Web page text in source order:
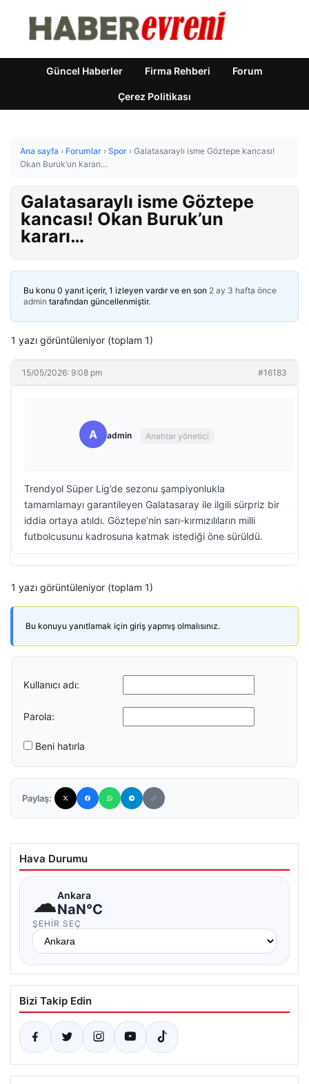
Güncel Haberler Firma Rehberi Forum
Çerez Politikası
Ana sayfa › Forumlar › Spor › Galatasaraylı isme Göztepe kancası!
Okan Buruk’un kararı…
Galatasaraylı isme Göztepe
kancası! Okan Buruk’un
kararı…
Bu konu 0 yanıt içerir, 1 izleyen vardır ve en son 2 ay 3 hafta önce
admin tarafından güncellenmiştir.
1 yazı görüntüleniyor (toplam 1)
15/05/2026: 9:08 pm #16183
A admin Anahtar yönetici
Trendyol Süper Lig’de sezonu şampiyonlukla
tamamlamayı garantileyen Galatasaray ile ilgili sürpriz bir
iddia ortaya atıldı. Göztepe’nin sarı-kırmızılıların milli
futbolcusunu kadrosuna katmak istediği öne sürüldü.
1 yazı görüntüleniyor (toplam 1)
Bu konuyu yanıtlamak için giriş yapmış olmalısınız.
Kullanıcı adı:
Parola:
Beni hatırla
Paylaş:
Hava Durumu
☁Ankara
NaN°C
ŞEHIR SEÇ
Bizi Takip Edin